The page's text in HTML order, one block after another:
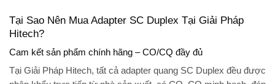
Tại Sao Nên Mua Adapter SC Duplex Tại Giải Pháp
Hitech?
Cam kết sản phẩm chính hãng – CO/CQ đầy đủ
Tại Giải Pháp Hitech, tất cả adapter quang SC Duplex đều được